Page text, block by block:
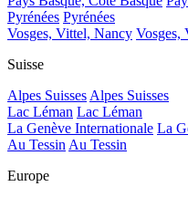
Pyrénées Pyrénées
Vosges, Vittel, Nancy Vosges,
Suisse
Alpes Suisses Alpes Suisses
Lac Léman Lac Léman
La Genève Internationale La
Au Tessin Au Tessin
Europe